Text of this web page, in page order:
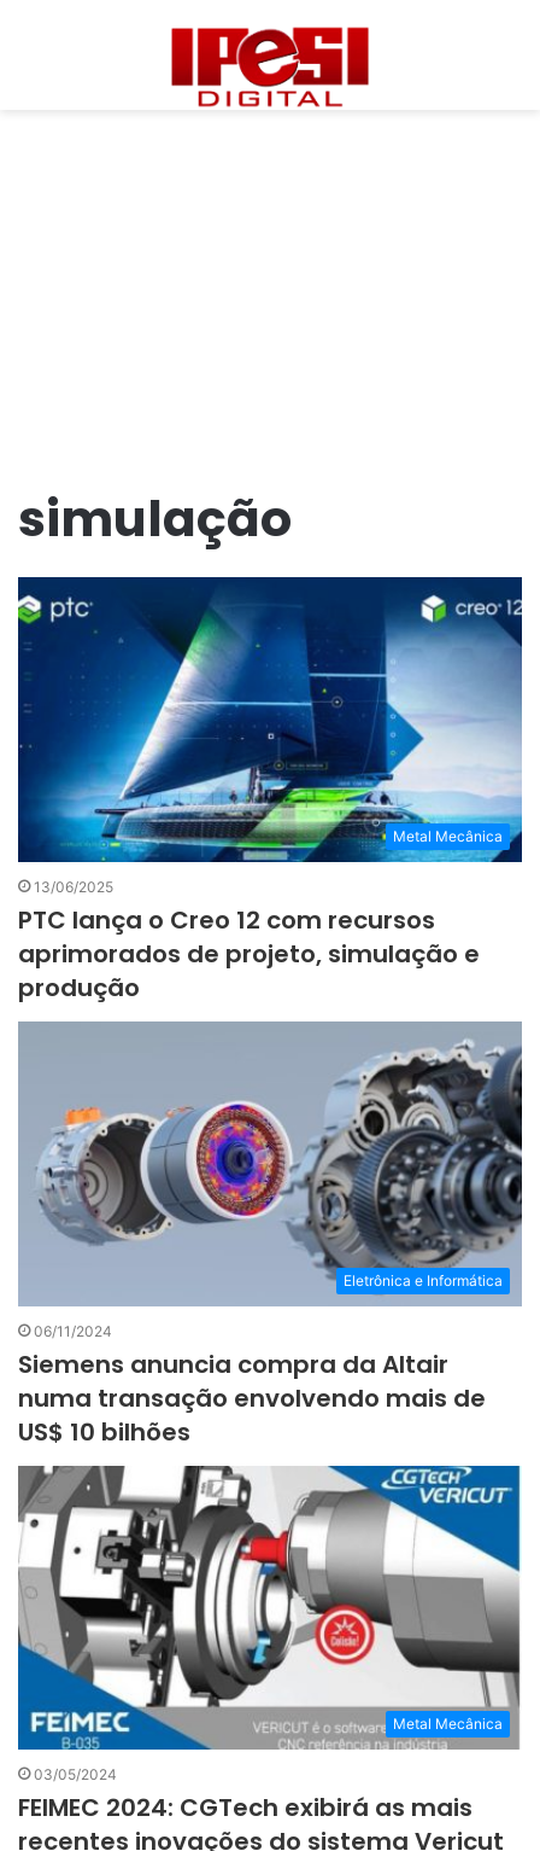
simulação
Metal Mecânica
13/06/2025
PTC lança o Creo 12 com recursos
aprimorados de projeto, simulação e
produção
Eletrônica e Informática
06/11/2024
Siemens anuncia compra da Altair
numa transação envolvendo mais de
US$ 10 bilhões
Metal Mecânica
03/05/2024
FEIMEC 2024: CGTech exibirá as mais
recentes inovações do sistema Vericut